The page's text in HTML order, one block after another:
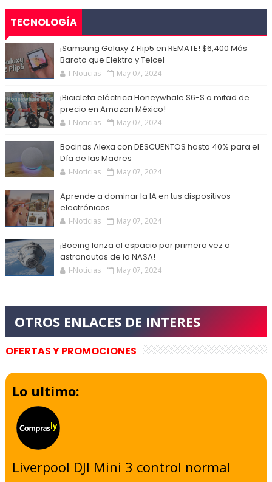
TECNOLOGÍA
¡Samsung Galaxy Z Flip5 en REMATE! $6,400 Más
Barato que Elektra y Telcel
I-Noticias May 07, 2024
¡Bicicleta eléctrica Honeywhale S6-S a mitad de
precio en Amazon México!
I-Noticias May 07, 2024
Bocinas Alexa con DESCUENTOS hasta 40% para el
Día de las Madres
I-Noticias May 07, 2024
Aprende a dominar la IA en tus dispositivos
electrónicos
I-Noticias May 07, 2024
¡Boeing lanza al espacio por primera vez a
astronautas de la NASA!
I-Noticias May 07, 2024
OFERTAS Y PROMOCIONES
Lo ultimo:
Liverpool DJI Mini 3 control normal